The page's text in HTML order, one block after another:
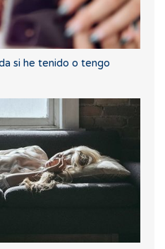
si he tenido o tengo